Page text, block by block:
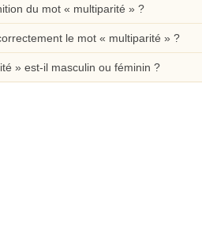
du mot « multiparité » ?
le mot « multiparité » ?
» est-il masculin ou féminin ?